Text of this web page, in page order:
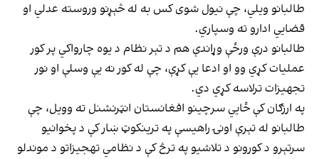
طالبانو ویلي، چې نیول شوی کس به له څېړنو وروسته عدلي او
قضايي ادارو ته وسپاري.
طالبانو درې ورځې وړاندې هم د تېر نظام د یوه چارواکي پر کور
عملیات کړي وو او ادعا یې کړې، چې له کور نه یې وسلې او نور
تجهیزات ترلاسه کړي دي.
په ارزګان کې ځايي سرچینو افغانستان انټرنشنل ته وویل، چې
طالبانو له تېرې اونۍ راهیسې په ترینکوټ ښار کې د پخوانیو
سرتېرو د کورونو د تلاشیو په ترڅ کې د نظامي تهجیزاتو د موندلو